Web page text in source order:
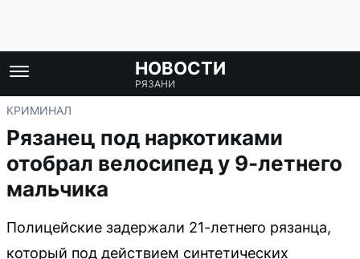
НОВОСТИ
РЯЗАНИ
КРИМИНАЛ
Рязанец под наркотиками
отобрал велосипед у 9-летнего
мальчика
Полицейские задержали 21-летнего рязанца,
который под действием синтетических